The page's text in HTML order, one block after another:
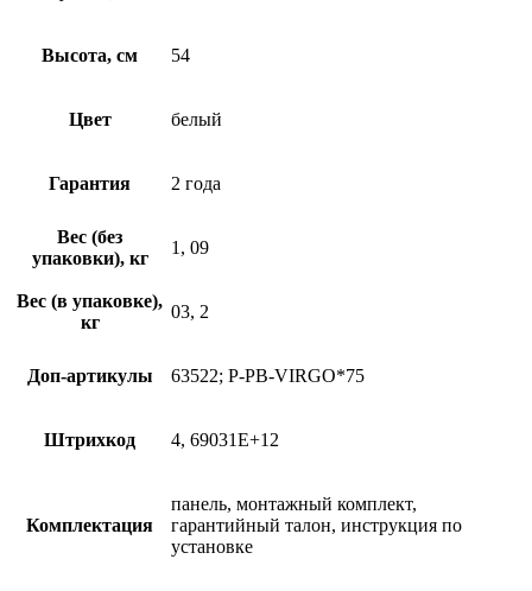
Высота, см 54
Цвет белый
Гарантия 2 года
Вес (без
упаковки), кг
1, 09
Вес (в упаковке),
кг
03, 2
Доп-артикулы 63522; P-PB-VIRGO*75
Штрихкод 4, 69031E+12
Комплектация
панель, монтажный комплект,
гарантийный талон, инструкция по
установке